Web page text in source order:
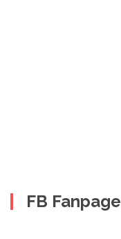
FB Fanpage